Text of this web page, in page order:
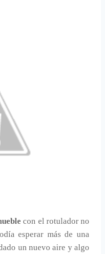
con el rotulador no
esperar más de una
un nuevo aire y algo